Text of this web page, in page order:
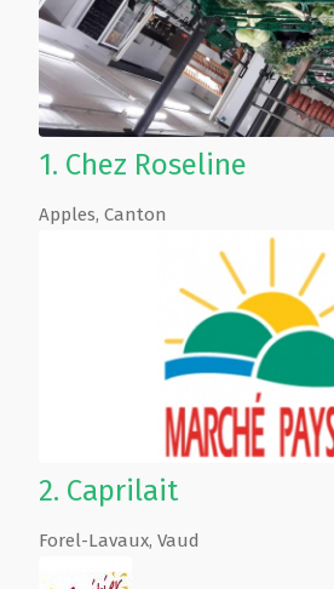
1. Chez Roseline
Apples, Canton
2. Caprilait
Forel-Lavaux, Vaud